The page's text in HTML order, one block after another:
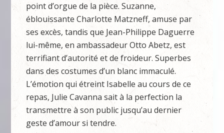
point d’orgue de la pièce. Suzanne,
éblouissante Charlotte Matzneff, amuse par
ses excès, tandis que Jean-Philippe Daguerre
lui-même, en ambassadeur Otto Abetz, est
terrifiant d’autorité et de froideur. Superbes
dans des costumes d’un blanc immaculé.
L’émotion qui étreint Isabelle au cours de ce
repas, Julie Cavanna sait à la perfection la
transmettre à son public jusqu’au dernier
geste d’amour si tendre.